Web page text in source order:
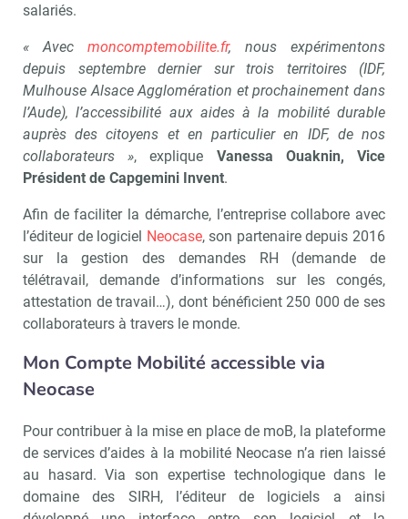
salariés.
« Avec moncomptemobilite.fr, nous expérimentons
depuis septembre dernier sur trois territoires (IDF,
Mulhouse Alsace Agglomération et prochainement dans
l’Aude), l’accessibilité aux aides à la mobilité durable
auprès des citoyens et en particulier en IDF, de nos
collaborateurs », explique Vanessa Ouaknin, Vice
Président de Capgemini Invent.
Afin de faciliter la démarche, l’entreprise collabore avec
l’éditeur de logiciel Neocase, son partenaire depuis 2016
sur la gestion des demandes RH (demande de
télétravail, demande d’informations sur les congés,
attestation de travail…), dont bénéficient 250 000 de ses
collaborateurs à travers le monde.
Mon Compte Mobilité accessible via
Neocase
Pour contribuer à la mise en place de moB, la plateforme
de services d’aides à la mobilité Neocase n’a rien laissé
au hasard. Via son expertise technologique dans le
domaine des SIRH, l’éditeur de logiciels a ainsi